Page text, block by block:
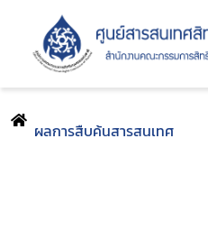
ผลการสืบค้นสารสนเทศ